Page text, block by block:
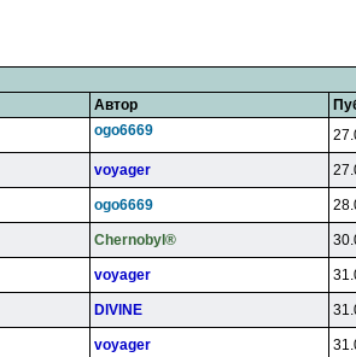
Автор
ogo6669
voyager
ogo6669
Chernobyl®
voyager
DlVlNE
voyager